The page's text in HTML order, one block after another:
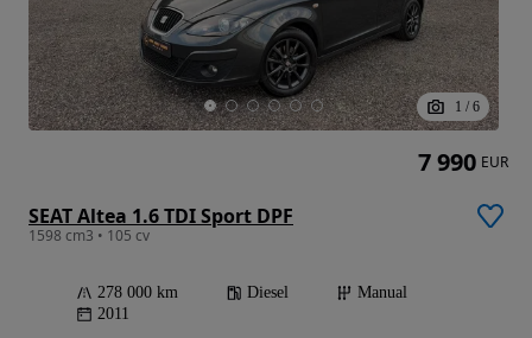
1 / 6
SEAT Altea 1.6 TDI Sport DPF
1598 cm3 • 105 cv
278 000 km Diesel
Manual
2011
7 990 EUR